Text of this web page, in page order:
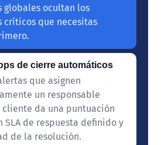
globales ocultan los
críticos que necesitas
de cierre automáticos
que asignen
un responsable
cliente da una puntuación
SLA de respuesta definido y
de la resolución.